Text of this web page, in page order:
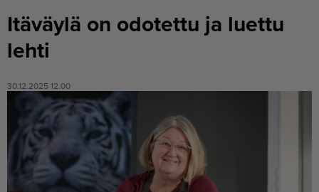
Itäväylä on odotettu ja luettu
lehti
30.12.2025 12.00